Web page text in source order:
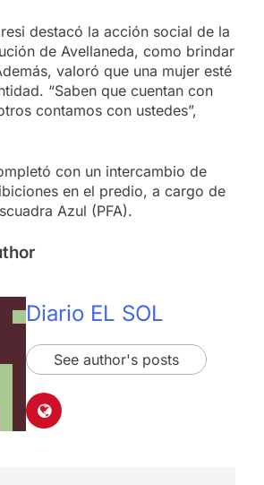
destacó la acción social de la
de Avellaneda, como brindar
valoró que una mujer esté
“Saben que cuentan con
contamos con ustedes”,
con un intercambio de
en el predio, a cargo de
Azul (PFA).
Diario EL SOL
See author's posts